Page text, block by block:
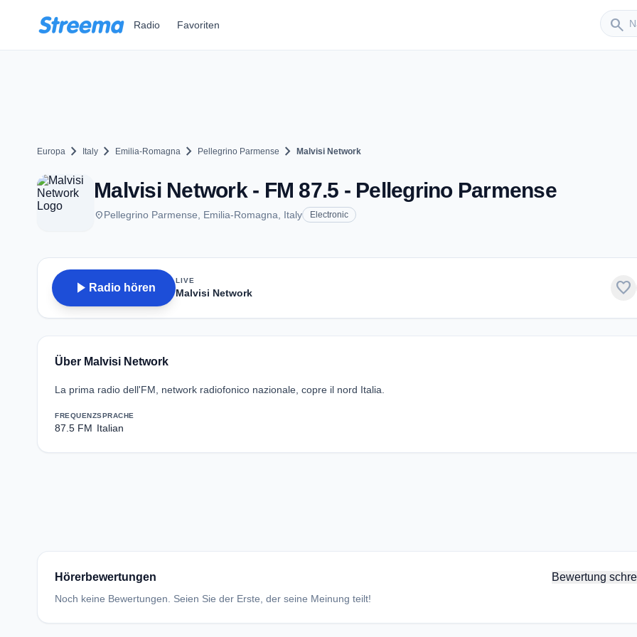
Radio Favoriten search
Europa chevron_right Italy chevron_right Emilia-Romagna chevron_right Pellegrino Parmense chevron_right Malvisi Network
Malvisi Network - FM 87.5 - Pellegrino Parmense
placePellegrino Parmense, Emilia-Romagna, Italy Electronic
play_arrow Radio hören
LIVE
Malvisi Network favorite
Über Malvisi Network
La prima radio dell'FM, network radiofonico nazionale, copre il nord Italia.
FREQUENZ
87.5 FM
SPRACHE
Italian
Hörerbewertungen Bewertung
Noch keine Bewertungen. Seien Sie der Erste, der seine Meinung teilt!